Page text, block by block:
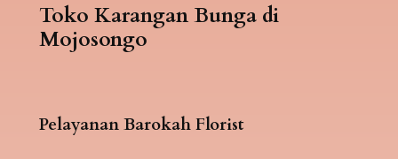
Toko Karangan Bunga di
Mojosongo
Pelayanan Barokah Florist